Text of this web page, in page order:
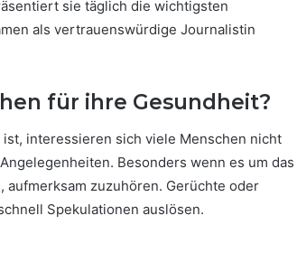
sie täglich die wichtigsten
als vertrauenswürdige Journalistin
für ihre Gesundheit?
interessieren sich viele Menschen nicht
Besonders wenn es um das
aufmerksam zuzuhören. Gerüchte oder
Spekulationen auslösen.